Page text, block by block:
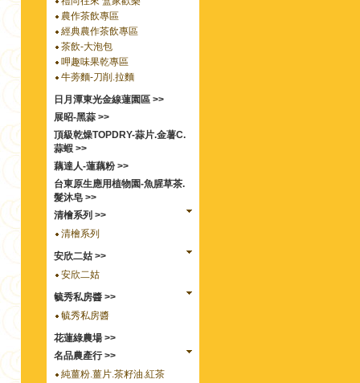
農作茶飲專區
經典農作茶飲專區
茶飲-大泡包
呷趣味果乾專區
牛蒡麵-刀削.拉麵
日月潭東光金線蓮園區 >>
展昭-黑蒜 >>
頂級乾燥TOPDRY-蒜片.金薯C.
蒜蝦 >>
藕達人-蓮藕粉 >>
台東原生應用植物園-魚腥草茶.
髮沐皂 >>
清檜系列 >>
清檜系列
安欣二姑 >>
安欣二姑
毓秀私房醬 >>
毓秀私房醬
花蓮綠農場 >>
名品農產行 >>
純薑粉.薑片.茶籽油.紅茶